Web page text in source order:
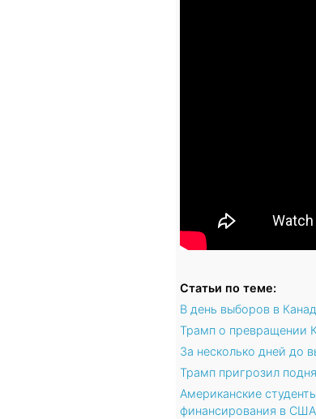
Статьи по теме:
В день выборов в
Трамп о превращении
За несколько дней до
Трамп пригрозил
Американские
финансирования в США